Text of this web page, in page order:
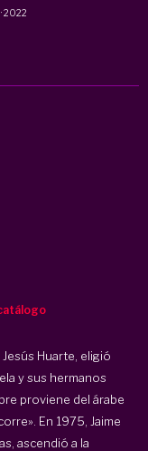
·2022
Huarte, eligió
y sus hermanos
proviene del árabe
En 1975, Jaime
ascendió a la